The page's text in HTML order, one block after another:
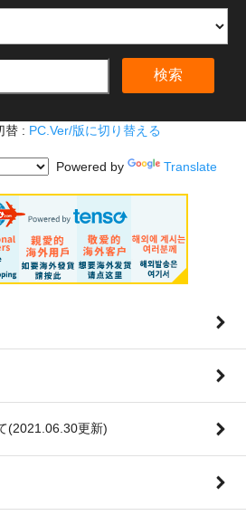
検索
替 : PC.Ver/版に切り替える
Powered by Translate
(2021.06.30更新)